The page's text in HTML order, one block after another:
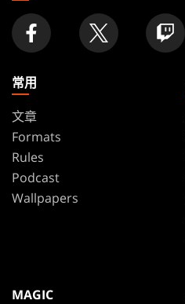
常用
文章
Formats
Rules
Podcast
Wallpapers
MAGIC